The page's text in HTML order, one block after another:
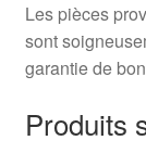
Les pièces
sont
garantie de
Produits